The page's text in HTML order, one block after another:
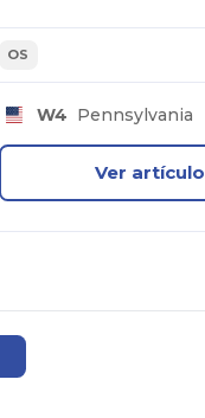
OS
W4 Pennsylvania
Ver artículo